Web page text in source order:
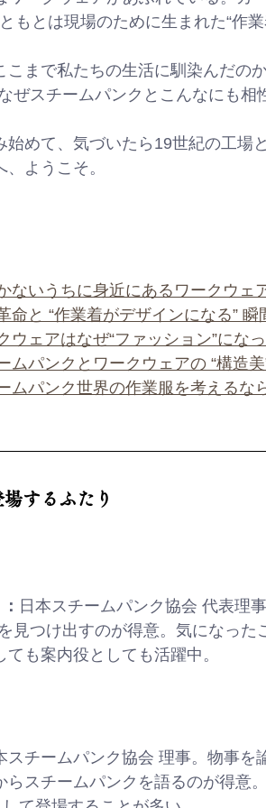
もとは現場のために生まれた“作
こまで私たちの生活に馴染んだの
ぜスチームパンクとこんなにも相
始めて、気づいたら19世紀の工場
ようこそ。
ないうちに身近にあるワークウェ
命と “作業着がデザインになる” 瞬
ウェアはなぜ“ファッション”にな
ムパンクとワークウェアの “構造美
ムパンク世界の作業服を考えるな
するふたり
日本スチームパンク協会 代表理
見つけ出すのが得意。気になった
も案内役としても活躍中。
スチームパンク協会 理事。物事
らスチームパンクを語るのが得意